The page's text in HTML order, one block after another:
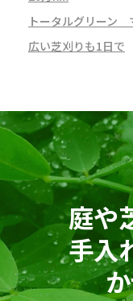
トータルグリーン
広い芝刈りも1日で
庭や
手入